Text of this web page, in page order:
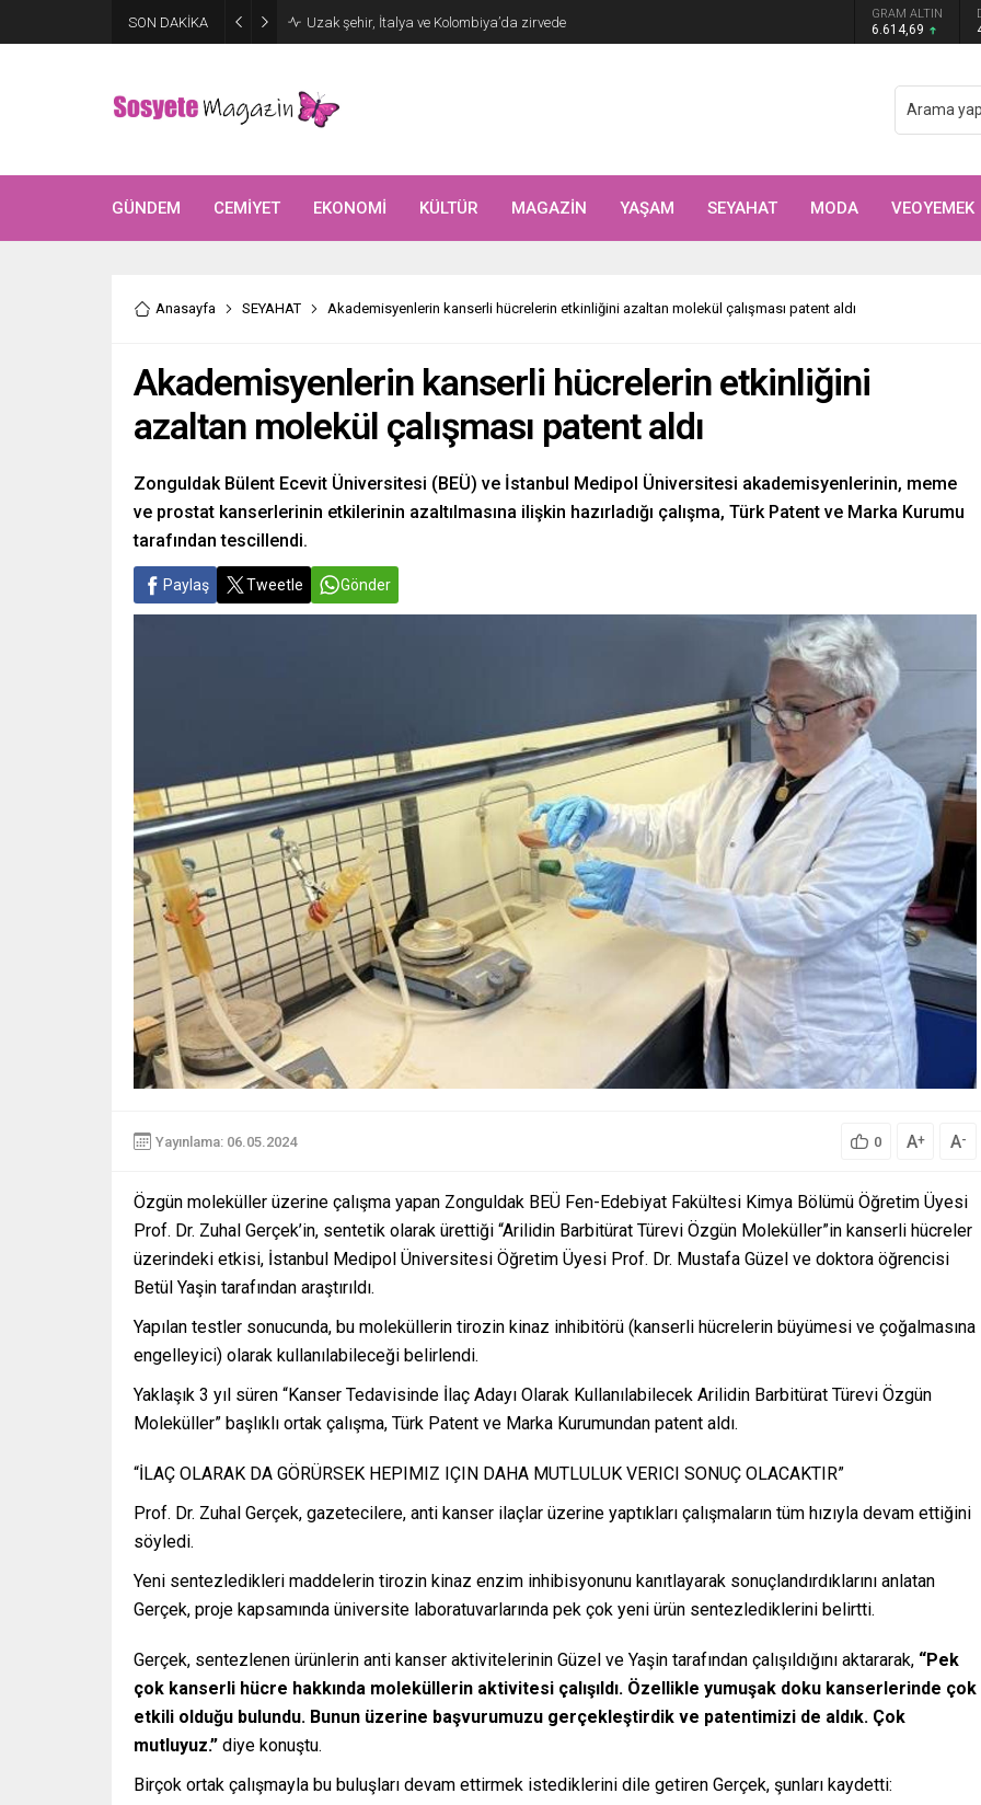
SON DAKİKA
Aşkları sette başladı! Serra Arıtürk’ten sevgilisi Aytaç Şaşmaz’a romantik
kutlama
GRAM ALTIN
6.614,69
GÜNDEM CEMİYET EKONOMİ KÜLTÜR MAGAZİN YAŞAM SEYAHAT MODA VEOYEMEK
Anasayfa SEYAHAT Akademisyenlerin kanserli hücrelerin etkinliğini azaltan molekül çalışması patent aldı
Akademisyenlerin kanserli hücrelerin etkinliğini
azaltan molekül çalışması patent aldı
Zonguldak Bülent Ecevit Üniversitesi (BEÜ) ve İstanbul Medipol Üniversitesi akademisyenlerinin, meme
ve prostat kanserlerinin etkilerinin azaltılmasına ilişkin hazırladığı çalışma, Türk Patent ve Marka Kurumu
tarafından tescillendi.
Paylaş Tweetle Gönder
Yayınlama: 06.05.2024 0 A+ A-
Özgün moleküller üzerine çalışma yapan Zonguldak BEÜ Fen-Edebiyat Fakültesi Kimya Bölümü Öğretim Üyesi
Prof. Dr. Zuhal Gerçek’in, sentetik olarak ürettiği “Arilidin Barbitürat Türevi Özgün Moleküller”in kanserli hücreler
üzerindeki etkisi, İstanbul Medipol Üniversitesi Öğretim Üyesi Prof. Dr. Mustafa Güzel ve doktora öğrencisi
Betül Yaşin tarafından araştırıldı.
Yapılan testler sonucunda, bu moleküllerin tirozin kinaz inhibitörü (kanserli hücrelerin büyümesi ve çoğalmasına
engelleyici) olarak kullanılabileceği belirlendi.
Yaklaşık 3 yıl süren “Kanser Tedavisinde İlaç Adayı Olarak Kullanılabilecek Arilidin Barbitürat Türevi Özgün
Moleküller” başlıklı ortak çalışma, Türk Patent ve Marka Kurumundan patent aldı.
“İLAÇ OLARAK DA GÖRÜRSEK HEPIMIZ IÇIN DAHA MUTLULUK VERICI SONUÇ OLACAKTIR”
Prof. Dr. Zuhal Gerçek, gazetecilere, anti kanser ilaçlar üzerine yaptıkları çalışmaların tüm hızıyla devam ettiğini
söyledi.
Yeni sentezledikleri maddelerin tirozin kinaz enzim inhibisyonunu kanıtlayarak sonuçlandırdıklarını anlatan
Gerçek, proje kapsamında üniversite laboratuvarlarında pek çok yeni ürün sentezlediklerini belirtti.
Gerçek, sentezlenen ürünlerin anti kanser aktivitelerinin Güzel ve Yaşin tarafından çalışıldığını aktararak, “Pek
çok kanserli hücre hakkında moleküllerin aktivitesi çalışıldı. Özellikle yumuşak doku kanserlerinde çok
etkili olduğu bulundu. Bunun üzerine başvurumuzu gerçekleştirdik ve patentimizi de aldık. Çok
mutluyuz.” diye konuştu.
Birçok ortak çalışmayla bu buluşları devam ettirmek istediklerini dile getiren Gerçek, şunları kaydetti: